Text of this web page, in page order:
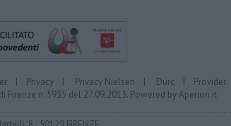
| Privacy | Privacy Nielsen | Durc | Provider
n. 5935 del 27.09.2013. Powered byAperion.it